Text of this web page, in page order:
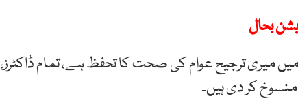
بحال
میری ترجیح عوام کی صحت کا تحفظ ہے، تمام ڈاکٹرز،
کر دی ہیں۔